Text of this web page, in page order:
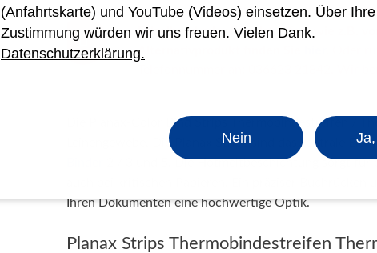
Sie suchen eine sehr gute hochwertige
Fälzelband oder Fälzelstreifen, wie z.B.
Alternativprodukt finden Sie
Oder
Die Planax-Color Bind Strips Thermobindestreifen /
Leinengewebe. Die Planax Strips sind das zentrale
2 / 3 und 5. Die Hotmeltbeschichtung sorgt
auch bei kritischen Papieren. Ein präziser
Ihren Dokumenten eine hochwertige Optik.
Planax Strips Thermobindestreifen
(Anfahrtskarte) und YouTube (Videos) einsetzen. Über Ihre
Zustimmung würden wir uns freuen. Vielen Dank.
Datenschutzerklärung.
Nein